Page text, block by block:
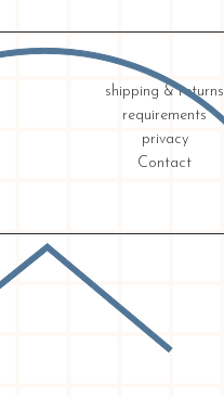
shipping & returns
requirements
privacy
Contact